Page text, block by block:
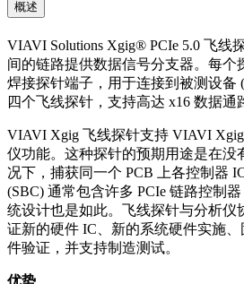
概述
VIAVI Solutions Xgig® PCIe 5.0 飞线
间的链路提供数据信号分支器。每个
焊接探针端子，用于连接到被测设备
四个飞线探针，支持高达 x16 数据通
VIAVI Xgig 飞线探针支持 VIAVI
仪功能。这种探针的预期用途是在没
况下，捕获同一个 PCB 上各控制器
(SBC) 通常包含许多 PCIe 链路控制
统设计也是如此。飞线探针与分析仪
证新的硬件 IC、新的系统硬件实施
件验证，并支持制造测试。